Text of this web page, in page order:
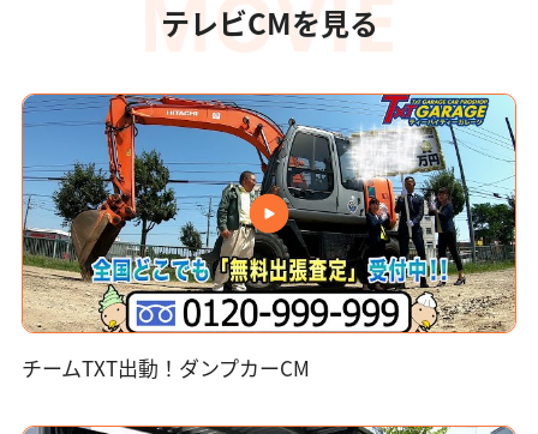
テレビCMを見る
チームTXT出動！ダンプカーCM